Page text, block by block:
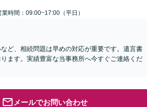
業時間：09:00~17:00（平日）
ど、相続問題は早めの対応が重要です。遺言書
ます。実績豊富な当事務所へ今すぐご連絡くだ
メールでお問い合わせ